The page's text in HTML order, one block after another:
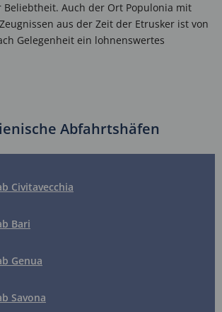
Auch der Ort Populonia mit
aus der Zeit der Etrusker ist von
Gelegenheit ein lohnenswertes
Abfahrtshäfen
Civitavecchia
Bari
Genua
Savona